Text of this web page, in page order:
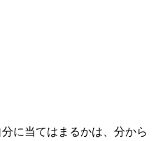
に当てはまるかは、分から